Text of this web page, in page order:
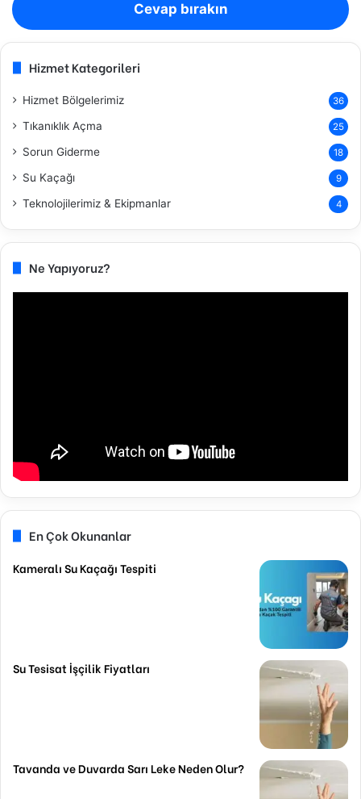
Cevap bırakın
Hizmet Kategorileri
Hizmet Bölgelerimiz 36
Tıkanıklık Açma 25
Sorun Giderme 18
Su Kaçağı 9
Teknolojilerimiz & Ekipmanlar 4
Ne Yapıyoruz?
En Çok Okunanlar
Kameralı Su Kaçağı Tespiti
Su Tesisat İşçilik Fiyatları
Tavanda ve Duvarda Sarı Leke Neden Olur?